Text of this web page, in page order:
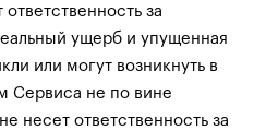
за
ущерб и упущенная
или могут возникнуть в
Сервиса не по вине
несет ответственность за